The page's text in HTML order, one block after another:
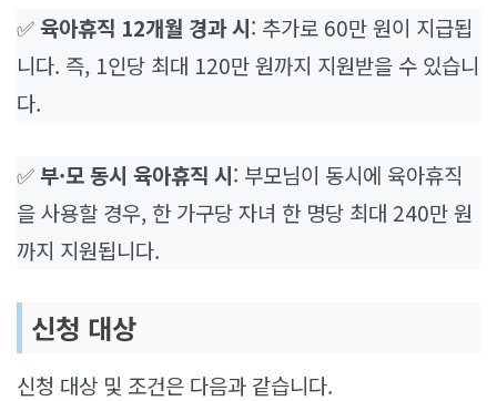
✅육아휴직 12개월 경과 시: 추가로 60만 원이 지급됩
니다. 즉, 1인당 최대 120만 원까지 지원받을 수 있습니
다.
✅부·모 동시 육아휴직 시: 부모님이 동시에 육아휴직
을 사용할 경우, 한 가구당 자녀 한 명당 최대 240만 원
까지 지원됩니다.
신청 대상
신청 대상 및 조건은 다음과 같습니다.